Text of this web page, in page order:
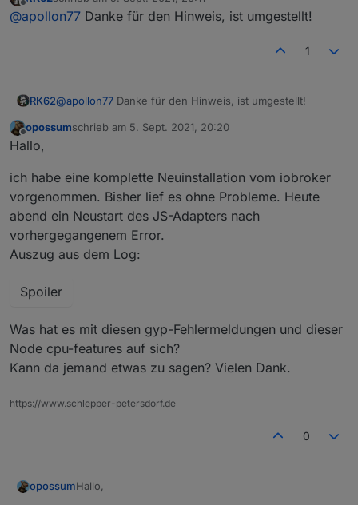
iobroker-data ist ok. Aber nicht danach files/…
Offlinezuletzt editiert von
@apollon77 Danke für den Hinweis, ist umgestellt!
1
RK62@apollon77 Danke für den Hinweis, ist umgestellt!
Offline
opossumschrieb am 5. Sept. 2021, 20:20
zuletzt editiert von
Hallo,
ich habe eine komplette Neuinstallation vom iobroker
vorgenommen. Bisher lief es ohne Probleme. Heute
abend ein Neustart des JS-Adapters nach
vorhergegangenem Error.
Auszug aus dem Log:
Spoiler
Was hat es mit diesen gyp-Fehlermeldungen und dieser
Node cpu-features auf sich?
Kann da jemand etwas zu sagen? Vielen Dank.
https://www.schlepper-petersdorf.de
0
opossumHallo,